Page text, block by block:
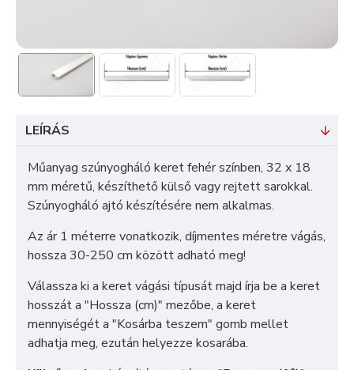
LEÍRÁS
Műanyag szúnyogháló keret fehér színben, 32 x 18
mm méretű, készíthető külső vagy rejtett sarokkal.
Szúnyogháló ajtó készítésére nem alkalmas.
Az ár 1 méterre vonatkozik, díjmentes méretre vágás,
hossza 30-250 cm között adható meg!
Válassza ki a keret vágási típusát majd írja be a keret
hosszát a "Hossza (cm)" mezőbe, a keret
mennyiségét a "Kosárba teszem" gomb mellet
adhatja meg, ezután helyezze kosarába.